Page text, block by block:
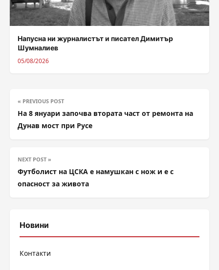
Напусна ни журналистът и писател Димитър
Шумналиев
05/08/2026
« PREVIOUS POST
На 8 януари започва втората част от ремонта на
Дунав мост при Русе
NEXT POST »
Футболист на ЦСКА е намушкан с нож и е с
опасност за живота
Новини
Контакти